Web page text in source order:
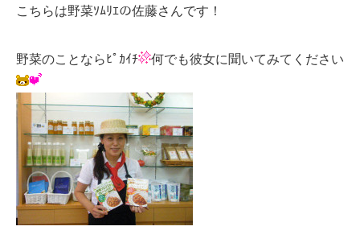
こちらは野菜ｿﾑﾘｴの佐藤さんです！
野菜のことならﾋﾟｶｲﾁ 何でも彼女に聞いてみてください